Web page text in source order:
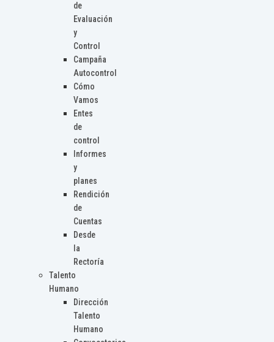
de
Evaluación
y
Control
Campaña
Autocontrol
Cómo
Vamos
Entes
de
control
Informes
y
planes
Rendición
de
Cuentas
Desde
la
Rectoría
Talento
Humano
Dirección
Talento
Humano